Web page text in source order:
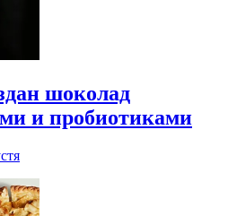
шоколад
и пробиотиками